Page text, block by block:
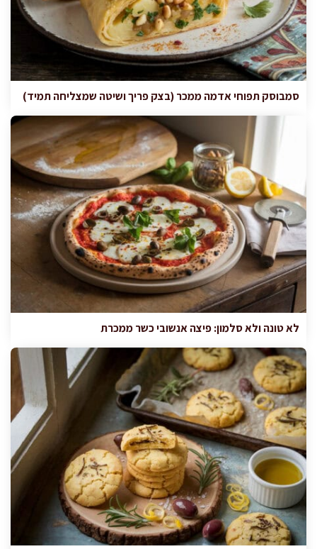
סמבוסק תפוחי אדמה ממכר (בצק פריך ושיטה שמצליחה תמיד)
לא טונה ולא סלמון: פיצה אנשובי כשר ממכרת